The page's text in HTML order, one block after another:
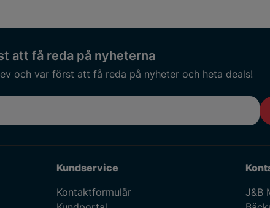
att få reda på nyheterna
och var först att få reda på nyheter och heta deals!
Kundservice
Kontaktformulär
J&B